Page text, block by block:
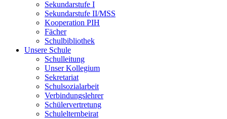
Sekundarstufe I
Sekundarstufe II/MSS
Kooperation PIH
Fächer
Schulbibliothek
Unsere Schule
Schulleitung
Unser Kollegium
Sekretariat
Schulsozialarbeit
Verbindungslehrer
Schülervertretung
Schulelternbeirat